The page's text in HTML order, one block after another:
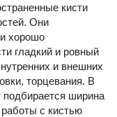
кисти
Они
хорошо
гладкий и ровный
и внешних
торцевания. В
подбирается ширина
работы с кистью